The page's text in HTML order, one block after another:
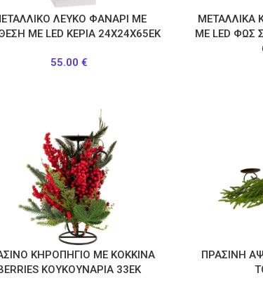
ΛΕΥΚΟ ΦΑΝΑΡΙ ΜΕ
ME LED ΚΕΡΙΑ 24Χ24Χ65ΕΚ
55.00€
ΜΕΤΑΛΛΙΚΑ
ΜΕ LED ΦΩΣ
ΚΗΡΟΠΗΓΙΟ ΜΕ ΚΟΚΚΙΝΑ
ΚΟΥΚΟΥΝΑΡΙΑ 33ΕΚ
ΠΡΑΣΙΝΗ